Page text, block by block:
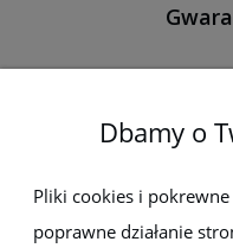
Zapisz się do
Dbamy o
Pliki cookies i
poprawne działanie